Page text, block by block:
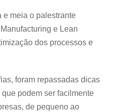
e meia o palestrante
e Lean
dos processos e
foram repassadas dicas
podem ser facilmente
de pequeno ao